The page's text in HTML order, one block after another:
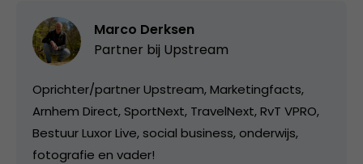
Marco Derksen
Partner bij Upstream
Oprichter/partner Upstream, Marketingfacts,
Arnhem Direct, SportNext, TravelNext, RvT VPRO,
Bestuur Luxor Live, social business, onderwijs,
fotografie en vader!